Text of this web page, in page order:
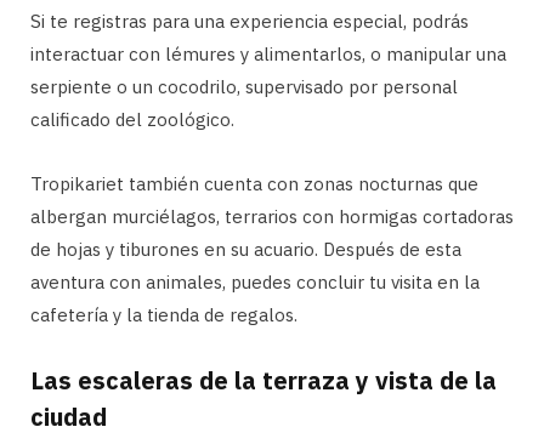
Si te registras para una experiencia especial, podrás
interactuar con lémures y alimentarlos, o manipular una
serpiente o un cocodrilo, supervisado por personal
calificado del zoológico.
Tropikariet también cuenta con zonas nocturnas que
albergan murciélagos, terrarios con hormigas cortadoras
de hojas y tiburones en su acuario. Después de esta
aventura con animales, puedes concluir tu visita en la
cafetería y la tienda de regalos.
Las escaleras de la terraza y vista de la
ciudad